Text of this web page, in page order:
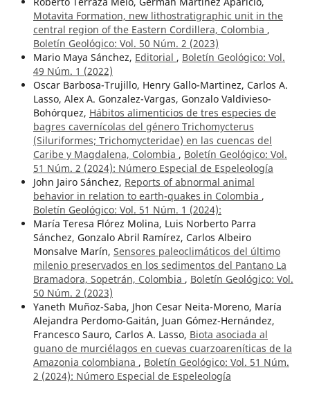
Motavita Formation, new lithostratigraphic unit in the
central region of the Eastern Cordillera, Colombia ,
Boletín Geológico: Vol. 50 Núm. 2 (2023)
Mario Maya Sánchez, Editorial , Boletín Geológico: Vol.
49 Núm. 1 (2022)
Oscar Barbosa-Trujillo, Henry Gallo-Martinez, Carlos A.
Lasso, Alex A. Gonzalez-Vargas, Gonzalo Valdivieso-
Bohórquez, Hábitos alimenticios de tres especies de
bagres cavernícolas del género Trichomycterus
(Siluriformes; Trichomycteridae) en las cuencas del
Caribe y Magdalena, Colombia , Boletín Geológico: Vol.
51 Núm. 2 (2024): Número Especial de Espeleología
John Jairo Sánchez, Reports of abnormal animal
behavior in relation to earth-quakes in Colombia ,
Boletín Geológico: Vol. 51 Núm. 1 (2024):
María Teresa Flórez Molina, Luis Norberto Parra
Sánchez, Gonzalo Abril Ramírez, Carlos Albeiro
Monsalve Marín, Sensores paleoclimáticos del último
milenio preservados en los sedimentos del Pantano La
Bramadora, Sopetrán, Colombia , Boletín Geológico: Vol.
50 Núm. 2 (2023)
Yaneth Muñoz-Saba, Jhon Cesar Neita-Moreno, María
Alejandra Perdomo-Gaitán, Juan Gómez-Hernández,
Francesco Sauro, Carlos A. Lasso, Biota asociada al
guano de murciélagos en cuevas cuarzoareníticas de la
Amazonia colombiana , Boletín Geológico: Vol. 51 Núm.
2 (2024): Número Especial de Espeleología